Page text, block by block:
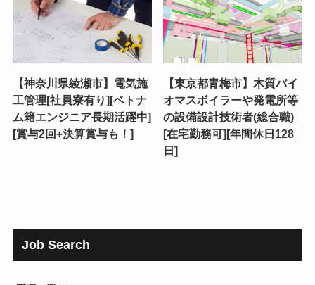
【神奈川県綾瀬市】電気施
工管理[社員寮有り][ベトナ
ム籍エンジニア長期活躍中]
[賞与2回+決算賞与も！]
【東京都青梅市】木質バイ
オマスボイラーや発電所等
の設備設計技術者(総合職)
[在宅勤務可][年間休日128
日]
Job Search